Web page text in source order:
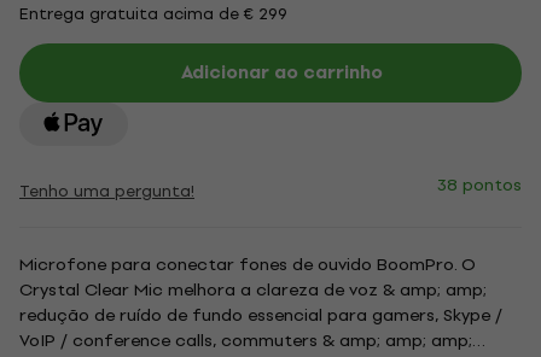
Entrega gratuita acima de € 299
Adicionar ao carrinho
Tenho uma pergunta! 38 pontos
Microfone para conectar fones de ouvido BoomPro. O
Crystal Clear Mic melhora a clareza de voz & amp; amp;
redução de ruído de fundo essencial para gamers, Skype /
VoIP / conference calls, commuters & amp; amp; amp;